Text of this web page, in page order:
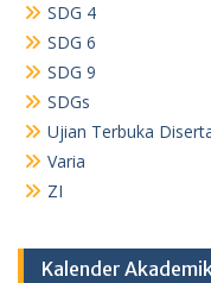
SDG 4
SDG 6
SDG 9
SDGs
Ujian Terbuka
Varia
ZI
Kalender